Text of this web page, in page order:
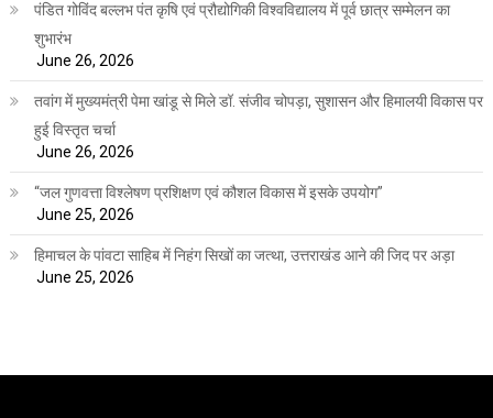
पंडित गोविंद बल्लभ पंत कृषि एवं प्रौद्योगिकी विश्वविद्यालय में पूर्व छात्र सम्मेलन का
शुभारंभ
June 26, 2026
तवांग में मुख्यमंत्री पेमा खांडू से मिले डॉ. संजीव चोपड़ा, सुशासन और हिमालयी विकास पर
हुई विस्तृत चर्चा
June 26, 2026
“जल गुणवत्ता विश्लेषण प्रशिक्षण एवं कौशल विकास में इसके उपयोग”
June 25, 2026
हिमाचल के पांवटा साहिब में निहंग सिखों का जत्था, उत्तराखंड आने की जिद पर अड़ा
June 25, 2026